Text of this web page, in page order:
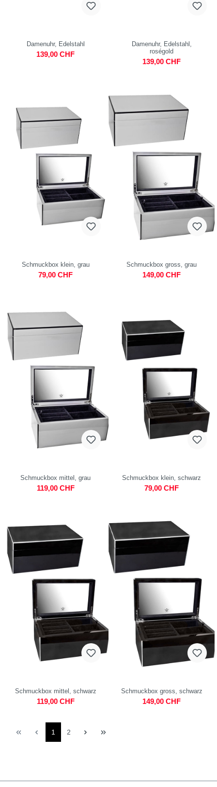
Damenuhr, Edelstahl
139,00 CHF
Damenuhr, Edelstahl,
roségold
139,00 CHF
Schmuckbox klein, grau
79,00 CHF
Schmuckbox gross, grau
149,00 CHF
Schmuckbox mittel, grau
119,00 CHF
Schmuckbox klein, schwarz
79,00 CHF
Schmuckbox mittel, schwarz
119,00 CHF
Schmuckbox gross, schwarz
149,00 CHF
1 2